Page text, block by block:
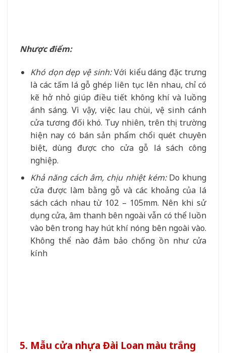
Nhược điểm:
Khó dọn dẹp vệ sinh:Với kiểu dáng đặc trưng
là các tấm lá gỗ ghép liên tục lên nhau, chỉ có
kẽ hở nhỏ giúp điều tiết không khí và luồng
ánh sáng. Vì vậy, việc lau chùi, vệ sinh cánh
cửa tương đối khó. Tuy nhiên, trên thị trường
hiện nay có bán sản phẩm chổi quét chuyên
biệt, dùng được cho cửa gỗ lá sách công
nghiệp.
Khả năng cách âm, chịu nhiệt kém:Do khung
cửa được làm bằng gỗ và các khoảng của lá
sách cách nhau từ 102 – 105mm. Nên khi sử
dụng cửa, âm thanh bên ngoài vẫn có thể luồn
vào bên trong hay hút khí nóng bên ngoài vào.
Không thể nào đảm bảo chống ồn như cửa
kính
5. Mẫu cửa nhựa Đài Loan màu trắng